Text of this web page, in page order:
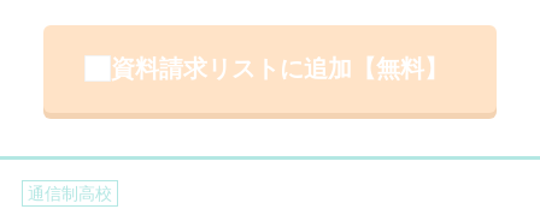
資料請求リストに追加【無料】
通信制高校